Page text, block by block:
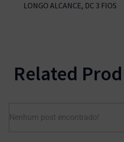
LONGO ALCANCE, DC 3 FIOS
Related
Nenhum post encontrado!